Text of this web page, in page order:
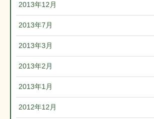
2013年12月
2013年7月
2013年3月
2013年2月
2013年1月
2012年12月